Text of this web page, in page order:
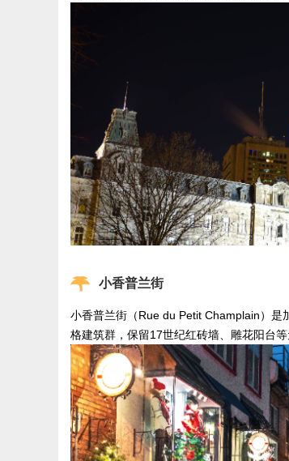
小香普兰街
小香普兰街（Rue du Petit Champlain）是
格建筑群，保留17世纪红砖墙、雕花阳台等